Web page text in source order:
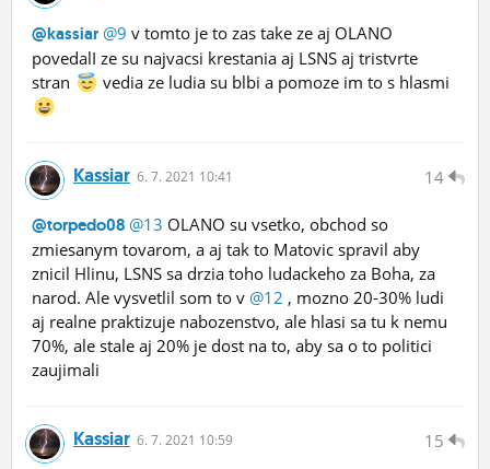
@kassiar @9 v tomto je to zas take ze aj OLANO
povedalI ze su najvacsi krestania aj LSNS aj tristvrte
stran
vedia ze ludia su blbi a pomoze im to s hlasmi
14
Kassiar 6. 7. 2021 10:41
@torpedo08 @13 OLANO su vsetko, obchod so
zmiesanym tovarom, a aj tak to Matovic spravil aby
znicil Hlinu, LSNS sa drzia toho ludackeho za Boha, za
narod. Ale vysvetlil som to v @12 , mozno 20-30% ludi
aj realne praktizuje nabozenstvo, ale hlasi sa tu k nemu
70%, ale stale aj 20% je dost na to, aby sa o to politici
zaujimali
15
Kassiar 6. 7. 2021 10:59